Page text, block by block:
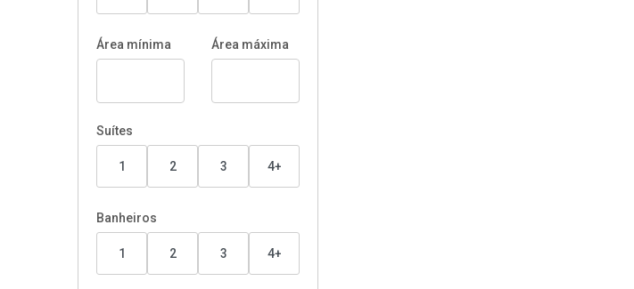
Área mínima Área máxima
Suítes
1 2 3 4+
Banheiros
1 2 3 4+